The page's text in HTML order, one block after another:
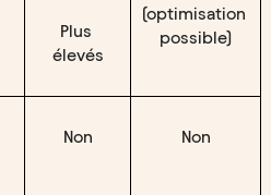
Plus
élevés
(optimisation
possible)
Non Non